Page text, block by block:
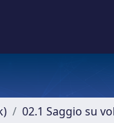
02.1 Saggio su